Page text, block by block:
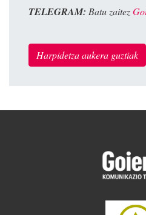
TELEGRAM: Batu zaitez
Harpidetza aukera guztiak